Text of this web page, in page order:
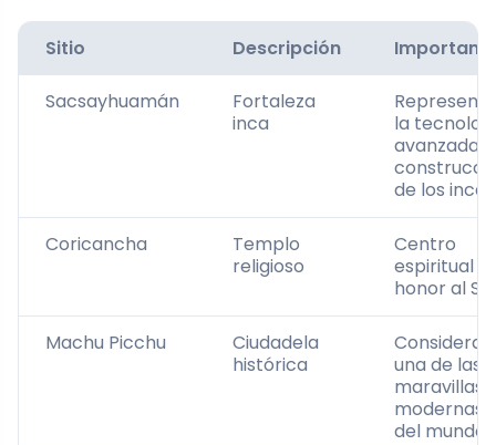
Sitio Descripción
Sacsayhuamán
Fortaleza
inca
Representa
la
avanzada
de los
Coricancha
Templo
religioso
Centro
espiritual
honor al
Machu Picchu
Ciudadela
histórica
una de las
maravillas
modernas
del mundo.